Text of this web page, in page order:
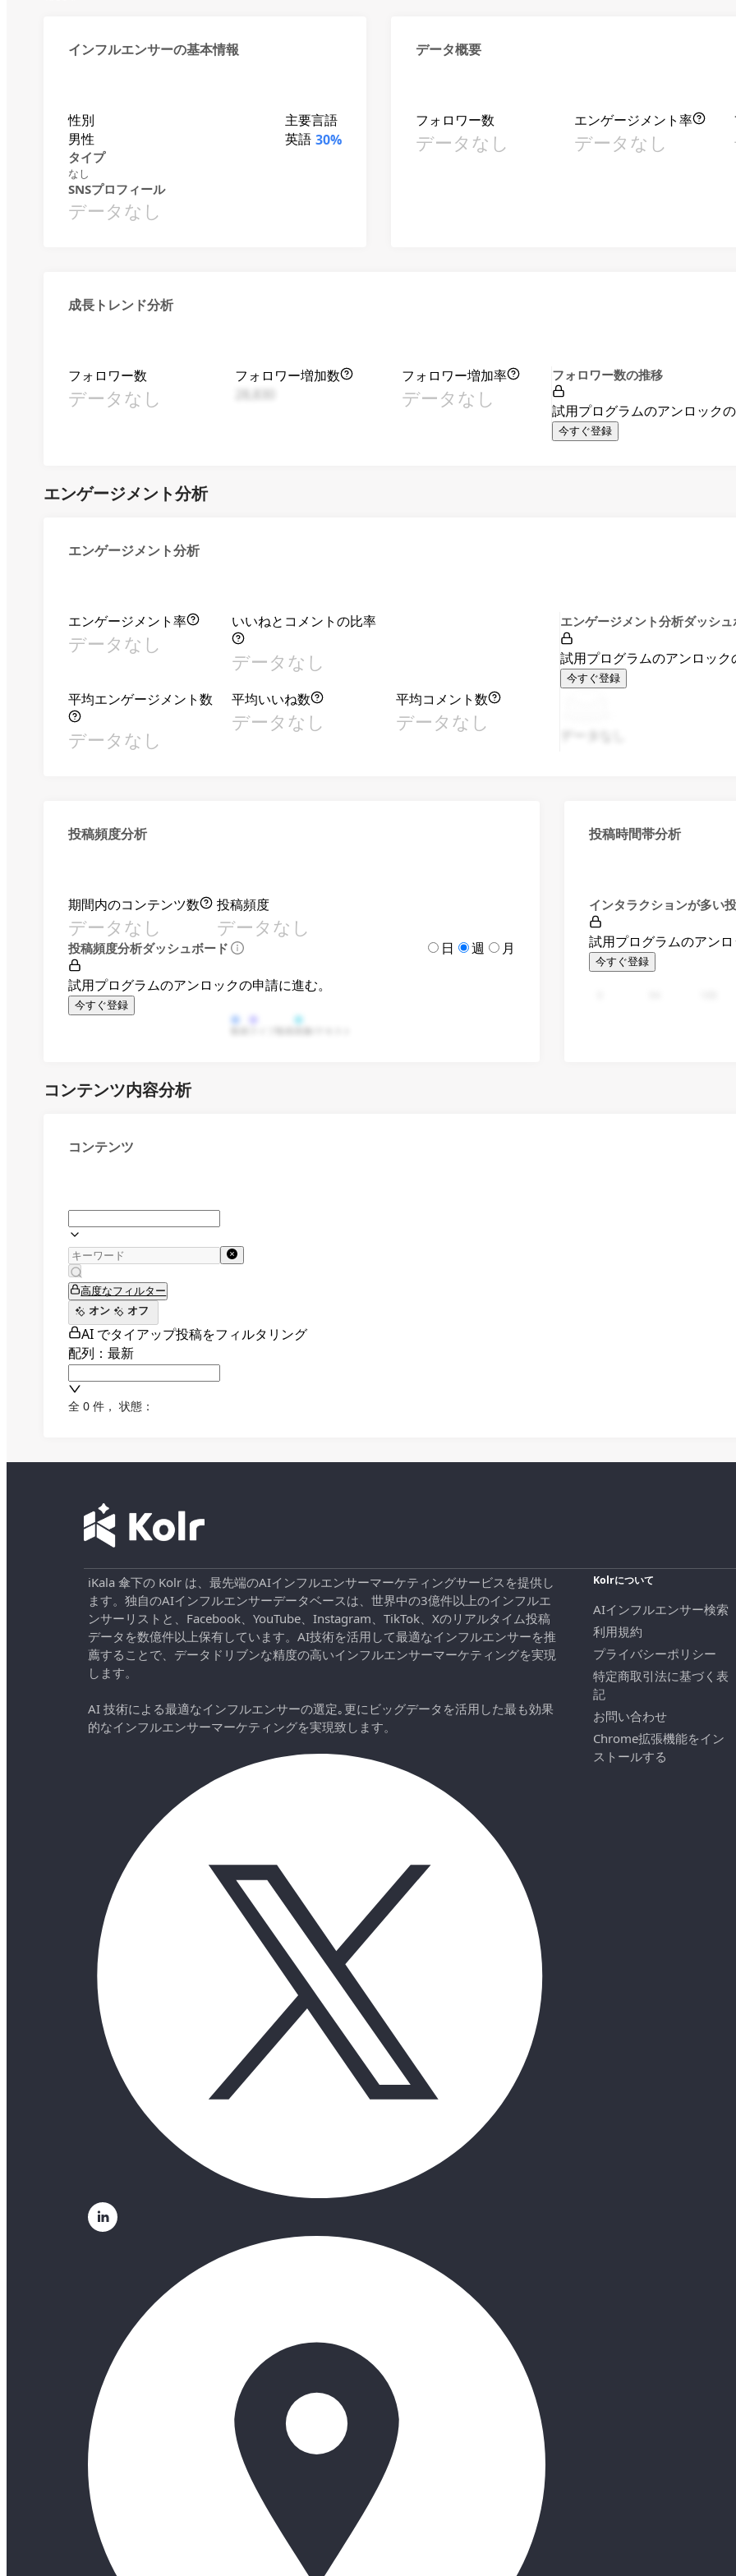
インフルエンサーの基本情報
性別
男性
主要言語
英語 30%
タイプ
なし
SNSプロフィール
データなし
データ概要
フォロワー数
データなし
エンゲージメント率
データなし
成長トレンド分析
フォロワー数
データなし
フォロワー増加数
フォロワー増加率
データなし
フォロワー数の推移
試用プログラムのアンロックの
今すぐ登録
エンゲージメント分析
エンゲージメント分析
エンゲージメント率
データなし
いいねとコメントの比率
データなし
平均エンゲージメント数
データなし
平均いいね数
データなし
平均コメント数
データなし
エンゲージメント分析ダッシュ
試用プログラムのアンロック
今すぐ登録
投稿頻度分析
期間内のコンテンツ数
データなし
投稿頻度
データなし
投稿頻度分析ダッシュボード 日 週 月
試用プログラムのアンロックの申請に進む。
今すぐ登録
投稿時間帯分析
インタラクションが多い
試用プログラムのアンロ
今すぐ登録
コンテンツ内容分析
コンテンツ
高度なフィルター
オン
オフ
AI でタイアップ投稿をフィルタリング
配列：最新
全 0 件 ， 状態：
iKala 傘下の Kolr は、最先端のAIインフルエンサーマーケティングサービスを提供し
ます。独自のAIインフルエンサーデータベースは、世界中の3億件以上のインフルエ
ンサーリストと、Facebook、YouTube、Instagram、TikTok、Xのリアルタイム投稿
データを数億件以上保有しています。AI技術を活用して最適なインフルエンサーを推
薦することで、データドリブンな精度の高いインフルエンサーマーケティングを実現
します。
AI 技術による最適なインフルエンサーの選定｡更にビッグデータを活用した最も効果
的なインフルエンサーマーケティングを実現致します。
Kolrについて
AIインフルエンサー検索
利用規約
プライバシーポリシー
特定商取引法に基づく表
記
お問い合わせ
Chrome拡張機能をイン
ストールする